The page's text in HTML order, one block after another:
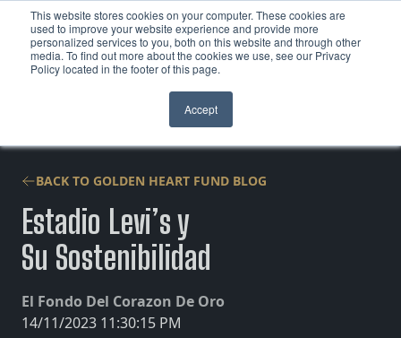
This website stores cookies on your computer. These cookies are
used to improve your website experience and provide more
personalized services to you, both on this website and through other
media. To find out more about the cookies we use, see our Privacy
Policy located in the footer of this page.
Accept
Skip to content
BACK TO GOLDEN HEART FUND BLOG
Estadio Levi’s y
Su Sostenibilidad
El Fondo Del Corazon De Oro
14/11/2023 11:30:15 PM